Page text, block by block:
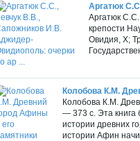
Аргатюк
Аргатюк
крепости
Овидия, Х;
Колобова К.М.
Колобова К.М.
— 373 с. Эта книга
истории древних
истории Афин